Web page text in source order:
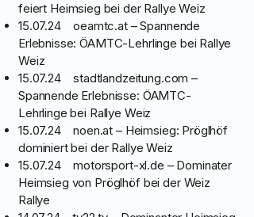
feiert Heimsieg bei der Rallye Weiz
15.07.24 oeamtc.at – Spannende
Erlebnisse: ÖAMTC-Lehrlinge bei Rallye
Weiz
15.07.24 stadtlandzeitung.com –
Spannende Erlebnisse: ÖAMTC-
Lehrlinge bei Rallye Weiz
15.07.24 noen.at – Heimsieg: Pröglhöf
dominiert bei der Rallye Weiz
15.07.24 motorsport-xl.de – Dominater
Heimsieg von Pröglhöf bei der Weiz
Rallye